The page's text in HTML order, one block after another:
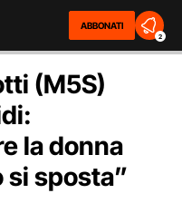
ABBONATI
2
(M5S)
la donna
si sposta”